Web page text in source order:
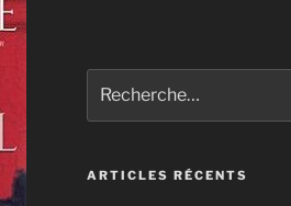
pour
:
ARTICLES RÉCENTS